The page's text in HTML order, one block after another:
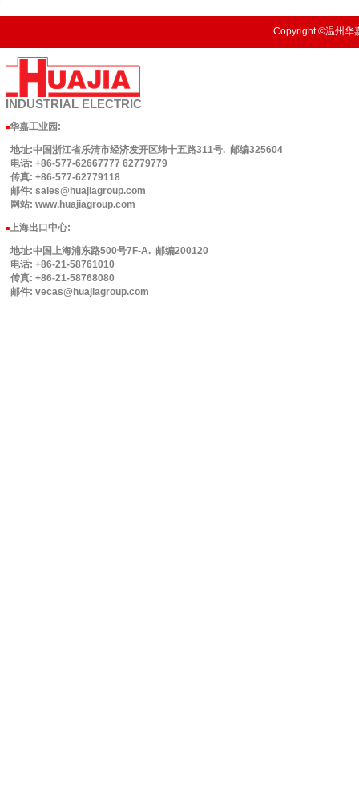
Copyright ©温州华
INDUSTRIAL ELECTRIC
■华嘉工业园 :
地址:中国浙江省乐清市经济发开区纬十五路311号. 邮编325604
电话: +86-577-62667777 62779779
传真: +86-577-62779118
邮件: sales@huajiagroup.com
网站: www.huajiagroup.com
■上海出口中心:
地址:中国上海浦东路500号7F-A. 邮编200120
电话: +86-21-58761010
传真: +86-21-58768080
邮件: vecas@huajiagroup.com